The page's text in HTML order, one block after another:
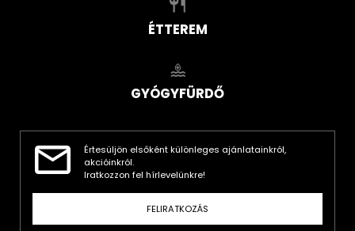
ÉTTEREM
GYÓGYFÜRDŐ
Értesüljön elsőként különleges ajánlatainkról,
akcióinkról.
Iratkozzon fel hírlevelünkre!
FELIRATKOZÁS